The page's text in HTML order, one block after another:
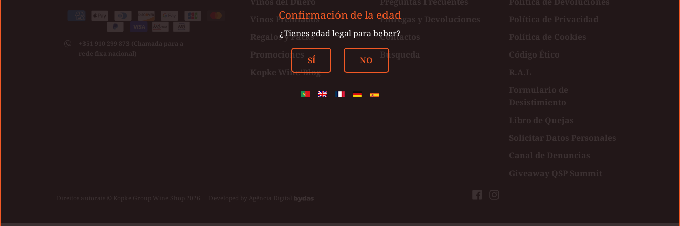
Medios
pago
aceptados
American
Apple
pay
Diners
club
DiscoverGoogle
pay
Jcb
Master
PaypalVisa
+351 910 299 873 (Chamada para a
rede fixa nacional)
Vinos Premiados
Regalos y Packs
Promociones
Kopke Wine'Blog
Entregas y Devoluciones
Contactos
Búsqueda
Política de Privacidad
Política de Cookies
Código Ético
R.A.L
Formulario de
Desistimiento
Libro de Quejas
Solicitar Datos Personales
Canal de Denuncias
Giveaway QSP Summit
FacebookInstagram
Direitos autorais © Kopke Group Wine Shop 2026 Developed by Agência Digital
Confirmación de la edad
¿Tienes edad legal para beber?
SÍ NO